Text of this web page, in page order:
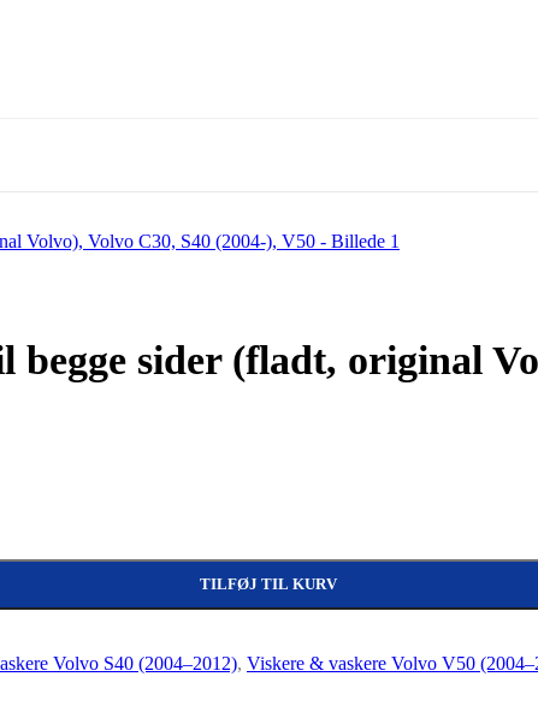
sider (fladt, original
C30, S40 (2004-), V50 antal
TILFØJ TIL KURV
Volvo S40 (2004–2012), Viskere & vaskere Volvo V50